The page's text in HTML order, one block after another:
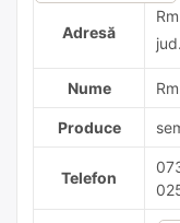
Adresă
Nume
Produce
Telefon